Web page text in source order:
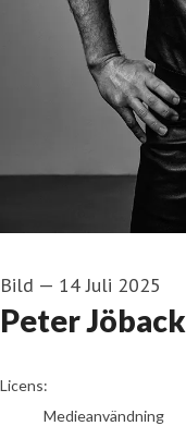
Bild — 14 Juli 2025
Peter Jöback
Magnus Ragnvid
Licens:
Medieanvändning